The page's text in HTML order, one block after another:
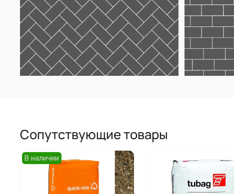
Сопутствующие товары
В наличии